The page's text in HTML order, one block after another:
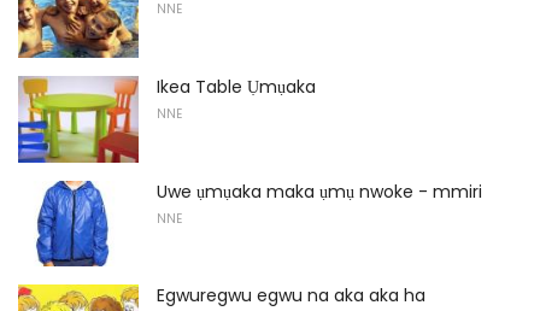
NNE
Ikea Table Ụmụaka
NNE
Uwe ụmụaka maka ụmụ nwoke - mmiri
NNE
Egwuregwu egwu na aka aka ha